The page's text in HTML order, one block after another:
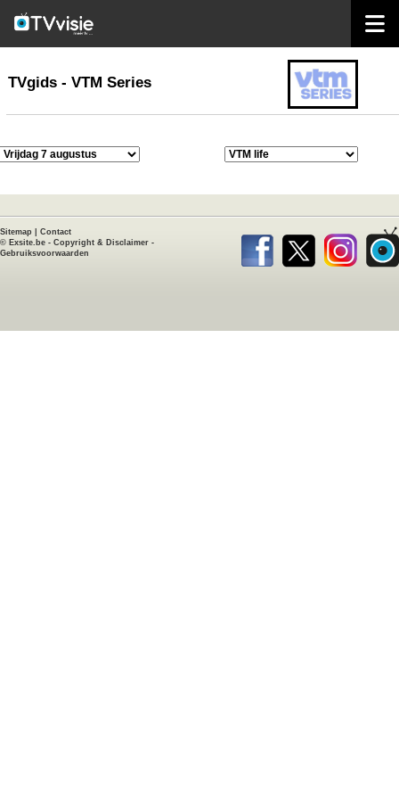
TVgids
TVgids - VTM Series
Sitemap
Contact
© Exsite.be - Copyright & Disclaimer -
Gebruiksvoorwaarden